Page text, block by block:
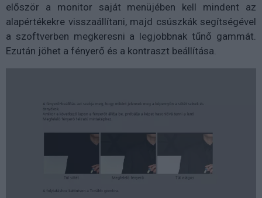
először a monitor saját menüjében kell mindent az
alapértékekre visszaállítani, majd csúszkák segítségével
a szoftverben megkeresni a legjobbnak tűnő gammát.
Ezután jöhet a fényerő és a kontraszt beállítása.